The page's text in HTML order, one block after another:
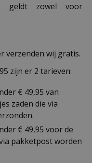
geldt zowel voor
verzenden wij gratis.
zijn er 2 tarieven:
€ 49,95 van
zaden die via
€ 49,95 voor de
pakketpost worden